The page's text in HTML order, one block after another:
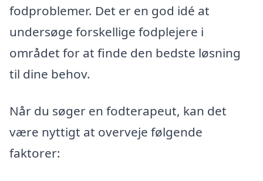
fodproblemer. Det er en god idé at
undersøge forskellige fodplejere i
området for at finde den bedste løsning
til dine behov.
Når du søger en fodterapeut, kan det
være nyttigt at overveje følgende
faktorer: